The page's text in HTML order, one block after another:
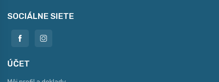
SOCIÁLNE SIETE
ÚČET